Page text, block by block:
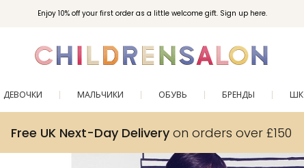
Enjoy 10% off your first order as a little welcome gift. Sign up here.
ДЕВОЧКИ МАЛЬЧИКИ ОБУВЬ БРЕНДЫ
Free UK Next-Day Deliveryon orders over £150